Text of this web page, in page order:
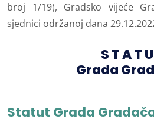
broj 1/19), Gradsko vijeće
sjednici održanoj dana
S T A T
Grada
Statut Grada